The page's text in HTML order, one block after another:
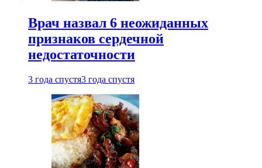
Врач назвал 6 неожиданных
признаков сердечной
недостаточности
3 года спустя3 года спустя